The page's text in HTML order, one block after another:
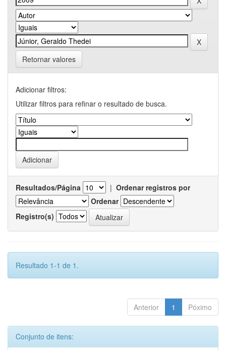
Retornar valores
Adicionar filtros:
Utilizar filtros para refinar o resultado de busca.
Resultados/Página | Ordenar registros por
Ordenar
Registro(s)
Resultado 1-1 de 1.
Anterior 1 Póximo
Conjunto de itens: